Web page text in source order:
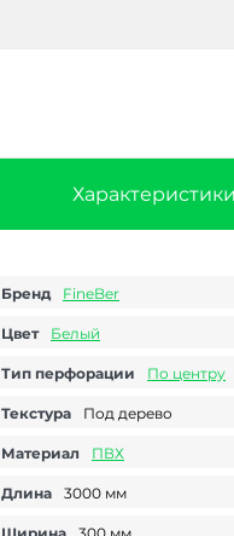
Характеристики
Бренд FineBer
Цвет Белый
Тип перфорации По центру
Текстура Под дерево
Материал ПВХ
Длина 3000 мм